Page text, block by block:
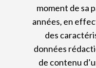
moment de sa
années, en
des
données
de contenu